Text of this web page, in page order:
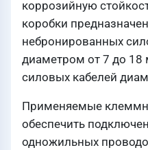
коррозийную
коробки
небронированных
диаметром от 7 до
силовых кабелей
Применяемые
обеспечить
одножильных